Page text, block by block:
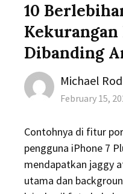
10
Kekurangan
Dibanding
Author
Michael
Posted
February 15,
Contohnya di fitur
pengguna iPhone 7
mendapatkan jaggy
utama dan